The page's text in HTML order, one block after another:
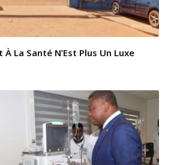
La Santé N’Est Plus Un Luxe